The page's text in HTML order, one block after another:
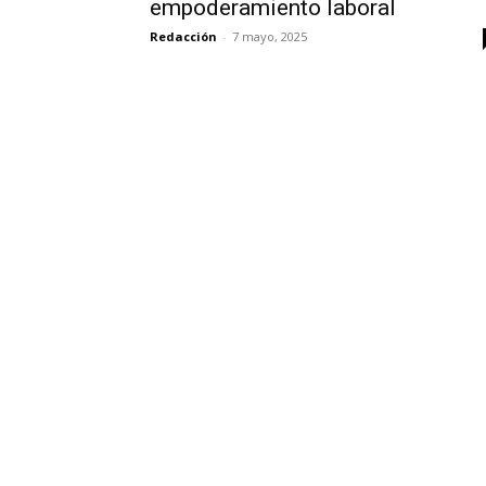
empoderamiento laboral
Redacción - 7 mayo, 2025